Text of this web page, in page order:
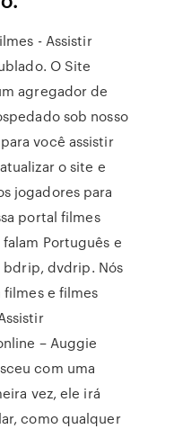
- Assistir
O Site
agregador de
sob nosso
você assistir
o site e
jogadores para
portal filmes
Português e
dvdrip. Nós
filmes e filmes
– Auggie
com uma
vez, ele irá
como qualquer